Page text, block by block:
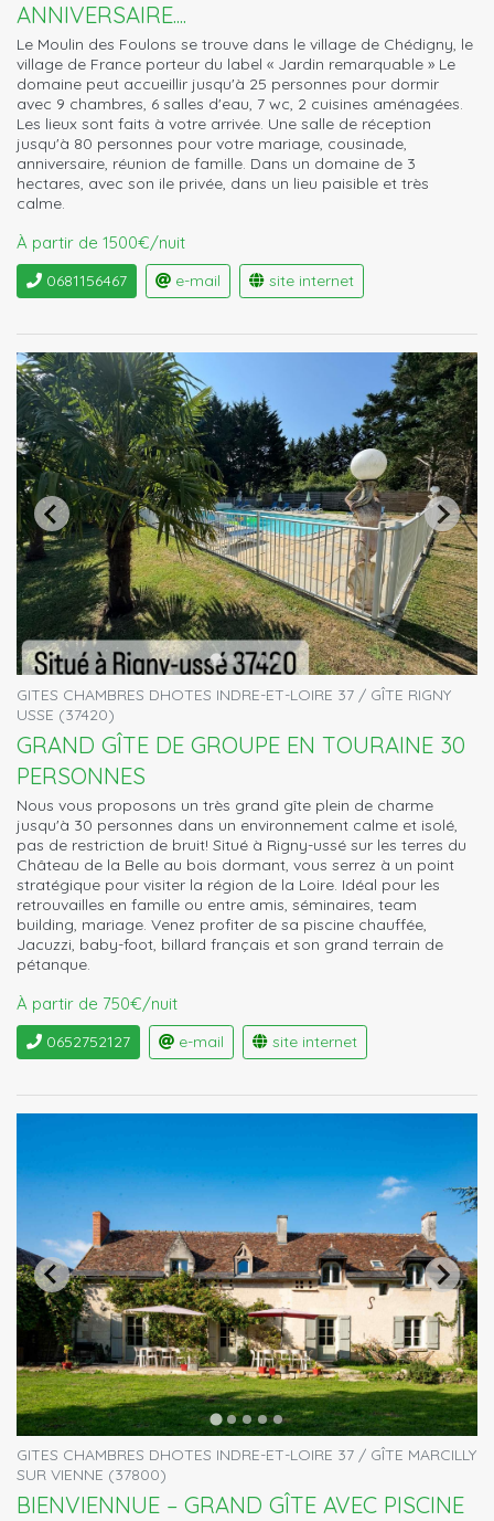
ANNIVERSAIRE....
Le Moulin des Foulons se trouve dans le village de Chédigny, le
village de France porteur du label « Jardin remarquable » Le
domaine peut accueillir jusqu'à 25 personnes pour dormir
avec 9 chambres, 6 salles d'eau, 7 wc, 2 cuisines aménagées.
Les lieux sont faits à votre arrivée. Une salle de réception
jusqu'à 80 personnes pour votre mariage, cousinade,
anniversaire, réunion de famille. Dans un domaine de 3
hectares, avec son ile privée, dans un lieu paisible et très
calme.
À partir de 1500€/nuit
0681156467 e-mail site internet
GITES CHAMBRES DHOTES INDRE-ET-LOIRE 37 / GÎTE RIGNY
USSE (37420)
GRAND GÎTE DE GROUPE EN TOURAINE 30
PERSONNES
Nous vous proposons un très grand gîte plein de charme
jusqu'à 30 personnes dans un environnement calme et isolé,
pas de restriction de bruit! Situé à Rigny-ussé sur les terres du
Château de la Belle au bois dormant, vous serrez à un point
stratégique pour visiter la région de la Loire. Idéal pour les
retrouvailles en famille ou entre amis, séminaires, team
building, mariage. Venez profiter de sa piscine chauffée,
Jacuzzi, baby-foot, billard français et son grand terrain de
pétanque.
À partir de 750€/nuit
0652752127 e-mail site internet
GITES CHAMBRES DHOTES INDRE-ET-LOIRE 37 / GÎTE MARCILLY
SUR VIENNE (37800)
BIENVIENNUE – GRAND GÎTE AVEC PISCINE